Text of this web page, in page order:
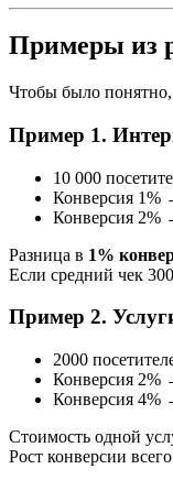
Примеры из
Чтобы было понятно,
Пример 1.
10 000
Конверсия 1%
Конверсия 2%
Разница в 1%
Если средний чек
Пример 2.
2000
Конверсия 2%
Конверсия 4%
Стоимость одной
Рост конверсии